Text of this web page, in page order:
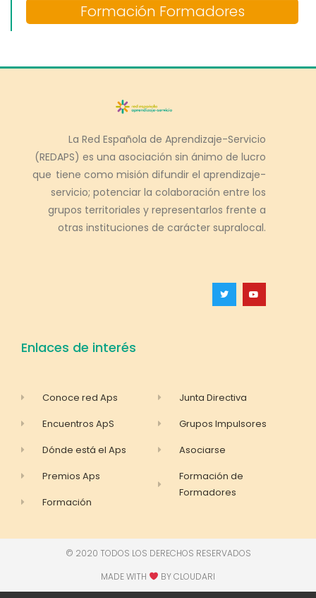
Formación Formadores
La Red Española de Aprendizaje-Servicio
(REDAPS) es una asociación sin ánimo de lucro
que tiene como misión difundir el aprendizaje-
servicio; potenciar la colaboración entre los
grupos territoriales y representarlos frente a
otras instituciones de carácter supralocal.
Enlaces de interés
Conoce red Aps
Encuentros ApS
Dónde está el Aps
Premios Aps
Formación
Junta Directiva
Grupos Impulsores
Asociarse
Formación de
Formadores
© 2020 TODOS LOS DERECHOS RESERVADOS
MADE WITH
BY CLOUDARI​